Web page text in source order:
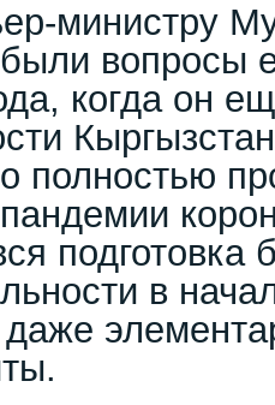
министру
вопросы
когда он
полностью
подготовка
в
даже